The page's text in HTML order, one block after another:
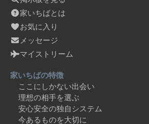
家いちばとは
お気に入り
メッセージ
マイストリーム
家いちばの特徴
ここにしかない出会い
理想の相手を選ぶ
安心安全の独自システム
今あるものを大切に